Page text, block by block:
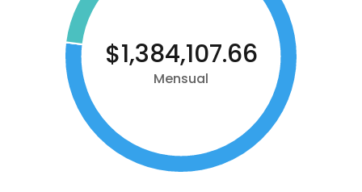
$1,384,107.66
Mensual